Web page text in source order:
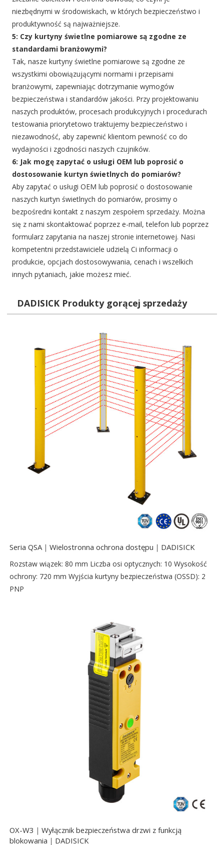
niezbędnymi w środowiskach, w których bezpieczeństwo i
produktywność są najważniejsze.
5: Czy kurtyny świetlne pomiarowe są zgodne ze
standardami branżowymi?
Tak, nasze kurtyny świetlne pomiarowe są zgodne ze
wszystkimi obowiązującymi normami i przepisami
branżowymi, zapewniając dotrzymanie wymogów
bezpieczeństwa i standardów jakości. Przy projektowaniu
naszych produktów, procesach produkcyjnych i procedurach
testowania priorytetowo traktujemy bezpieczeństwo i
niezawodność, aby zapewnić klientom pewność co do
wydajności i zgodności naszych czujników.
6: Jak mogę zapytać o usługi OEM lub poprosić o
dostosowanie kurtyn świetlnych do pomiarów?
Aby zapytać o usługi OEM lub poprosić o dostosowanie
naszych kurtyn świetlnych do pomiarów, prosimy o
bezpośredni kontakt z naszym zespołem sprzedaży. Można
się z nami skontaktować poprzez e-mail, telefon lub poprzez
formularz zapytania na naszej stronie internetowej. Nasi
kompetentni przedstawiciele udzielą Ci informacji o
produkcie, opcjach dostosowywania, cenach i wszelkich
innych pytaniach, jakie możesz mieć.
DADISICK Produkty gorącej sprzedaży
Seria QSA｜Wielostronna ochrona dostępu｜DADISICK
Rozstaw wiązek: 80 mm Liczba osi optycznych: 10 Wysokość
ochrony: 720 mm Wyjścia kurtyny bezpieczeństwa (OSSD): 2
PNP
OX-W3｜Wyłącznik bezpieczeństwa drzwi z funkcją
blokowania｜DADISICK